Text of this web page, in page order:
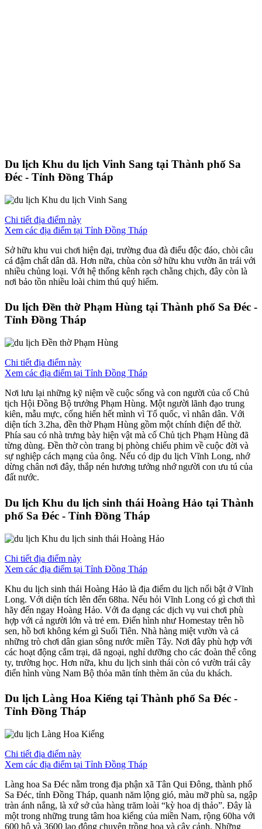
Du lịch Khu du lịch Vinh Sang tại Thành phố Sa
Đéc - Tỉnh Đồng Tháp
Chi tiết địa điểm này
Xem các địa điểm tại Tỉnh Đồng Tháp
Sở hữu khu vui chơi hiện đại, trường đua đà điểu độc đáo, chòi câu
cá đậm chất dân dã. Hơn nữa, chùa còn sở hữu khu vườn ăn trái với
nhiều chủng loại. Với hệ thống kênh rạch chằng chịch, đây còn là
nơi bảo tồn nhiều loài chim thú quý hiếm.
Du lịch Đền thờ Phạm Hùng tại Thành phố Sa Đéc -
Tỉnh Đồng Tháp
Chi tiết địa điểm này
Xem các địa điểm tại Tỉnh Đồng Tháp
Nơi lưu lại những kỹ niệm về cuộc sống và con người của cố Chủ
tịch Hội Đồng Bộ trưởng Phạm Hùng. Một người lãnh đạo trung
kiên, mẫu mực, cống hiến hết mình vì Tổ quốc, vì nhân dân. Với
diện tích 3.2ha, đền thờ Phạm Hùng gồm một chính điện để thờ.
Phía sau có nhà trưng bày hiện vật mà cố Chủ tịch Phạm Hùng đã
từng dùng. Đền thờ còn trang bị phòng chiếu phim về cuộc đời và
sự nghiệp cách mạng của ông. Nếu có dịp du lịch Vĩnh Long, nhớ
dừng chân nơi đây, thắp nén hương tưởng nhớ người con ưu tú của
đất nước.
Du lịch Khu du lịch sinh thái Hoàng Hảo tại Thành
phố Sa Đéc - Tỉnh Đồng Tháp
Chi tiết địa điểm này
Xem các địa điểm tại Tỉnh Đồng Tháp
Khu du lịch sinh thái Hoàng Hảo là địa điểm du lịch nổi bật ở Vĩnh
Long. Với diện tích lên đến 68ha. Nếu hỏi Vĩnh Long có gì chơi thì
hãy đến ngay Hoàng Hảo. Với đa dạng các dịch vụ vui chơi phù
hợp với cả người lớn và trẻ em. Điển hình như Homestay trên hồ
sen, hồ bơi không kém gì Suối Tiên. Nhà hàng miệt vườn và cả
những trò chơi dân gian sông nước miền Tây. Nơi đây phù hợp với
các hoạt động cắm trại, dã ngoại, nghỉ dưỡng cho các đoàn thể công
ty, trường học. Hơn nữa, khu du lịch sinh thái còn có vườn trái cây
điển hình vùng Nam Bộ thỏa mãn tính thèm ăn của du khách.
Du lịch Làng Hoa Kiểng tại Thành phố Sa Đéc -
Tỉnh Đồng Tháp
Chi tiết địa điểm này
Xem các địa điểm tại Tỉnh Đồng Tháp
Làng hoa Sa Đéc nằm trong địa phận xã Tân Qui Đông, thành phố
Sa Đéc, tỉnh Đồng Tháp, quanh năm lộng gió, màu mỡ phù sa, ngập
tràn ánh nắng, là xứ sở của hàng trăm loài “kỳ hoa dị thảo”. Đây là
một trong những trung tâm hoa kiểng của miền Nam, rộng 60ha với
600 hộ và 3600 lao động chuyên trồng hoa và cây cảnh. Những